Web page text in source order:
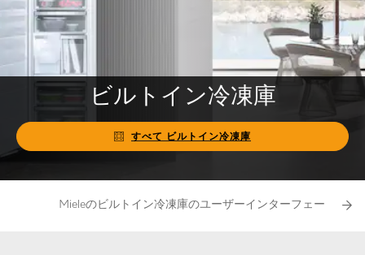
ビルトイン冷凍庫
すべて ビルトイン冷凍庫
Mieleのビルトイン冷凍庫のユーザーインターフェース